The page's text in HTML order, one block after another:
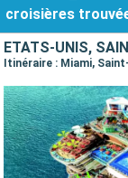
croisières
ÉTATS-UNIS,
Itinéraire : Miami,